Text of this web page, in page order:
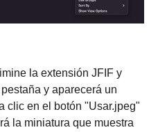
la extensión JFIF y
y aparecerá un
clic en el botón "Usar.jpeg"
la miniatura que muestra